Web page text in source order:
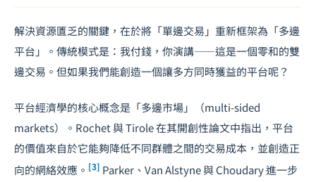
解決資源匱乏的關鍵，在於將「單邊交易」重新框架為「多邊
平台」。傳統模式是：我付錢，你演講——這是一個零和的雙
邊交易。但如果我們能創造一個讓多方同時獲益的平台呢？
平台經濟學的核心概念是「多邊市場」（multi-sided
markets）。Rochet 與 Tirole 在其開創性論文中指出，平台
的價值來自於它能夠降低不同群體之間的交易成本，並創造正
向的網絡效應。 [3] Parker、Van Alstyne 與 Choudary 進一步